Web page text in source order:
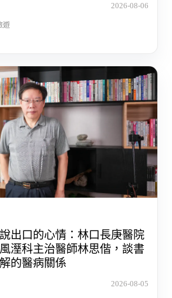
2026-08-06
遊
出口的心情：林口長庚醫院
溼科主治醫師林思偕，談書
的醫病關係
2026-08-05